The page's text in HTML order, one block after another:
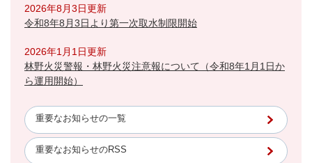
2026年8月3日更新
令和8年8月3日より第一次取水制限開始
2026年1月1日更新
林野火災警報・林野火災注意報について（令和8年1月1日か
ら運用開始）
重要なお知らせの一覧
重要なお知らせのRSS